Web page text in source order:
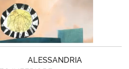
ALESSANDRIA